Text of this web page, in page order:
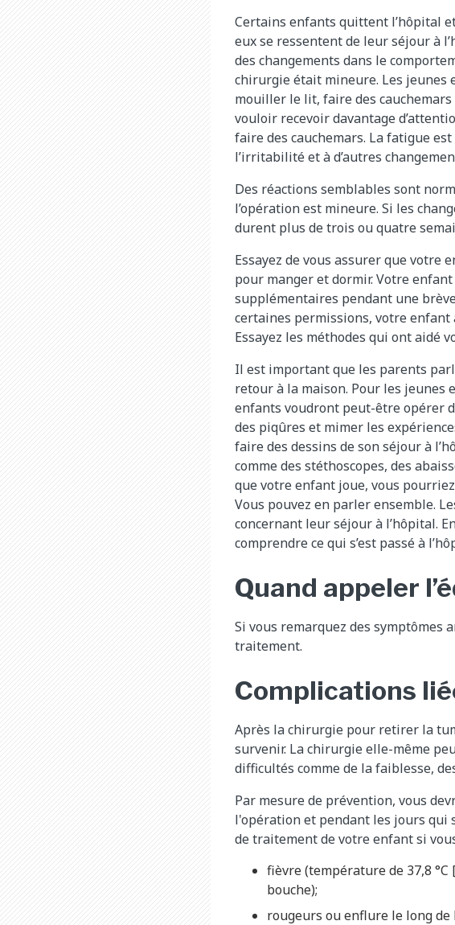
Certains enfants quittent l’hôpital
eux se ressentent de leur séjour à
des changements dans le
chirurgie était mineure. Les jeunes
mouiller le lit, faire des
vouloir recevoir davantage
faire des cauchemars. La fatigue
l’irritabilité et à d’autres
Des réactions semblables sont
l’opération est mineure. Si les
durent plus de trois ou quatre
Essayez de vous assurer que
pour manger et dormir. Votre
supplémentaires pendant une
certaines permissions, votre enfant
Essayez les méthodes qui ont aidé
Il est important que les parents
retour à la maison. Pour les jeunes
enfants voudront peut-être opérer
des piqûres et mimer les
faire des dessins de son séjour à
comme des stéthoscopes, des
que votre enfant joue, vous
Vous pouvez en parler ensemble.
concernant leur séjour à l’hôpital.
comprendre ce qui s’est passé à
Quand appeler
Si vous remarquez des symptômes
traitement.
Complications
Après la chirurgie pour retirer la
survenir. La chirurgie elle-même
difficultés comme de la faiblesse,
Par mesure de prévention, vous
l'opération et pendant les jours qui
de traitement de votre enfant si
fièvre (température de 37,8 °C
bouche);
rougeurs ou enflure le long de